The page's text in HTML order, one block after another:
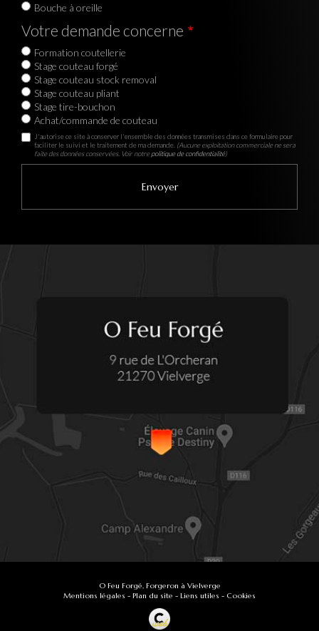
Bouche à oreille
Votre demande concerne
Formation coutellerie
Stage couteau forgé
Stage couteau stock removal
Stage couteau pliant
Stage tire-bouchon
Achat/commande de couteau
J'autorise ce site à conserver l'ensemble des données transmises dans ce formulaire pour
faciliter le suivi et le traitement de ma demande. (Aucune exploitation commerciale ne sera
faite des données conservées. Voir notrepolitique de confidentialité)
O Feu Forgé, Forgeron à Vielverge
Mentions légales - Plan du site - Liens utiles - Cookies